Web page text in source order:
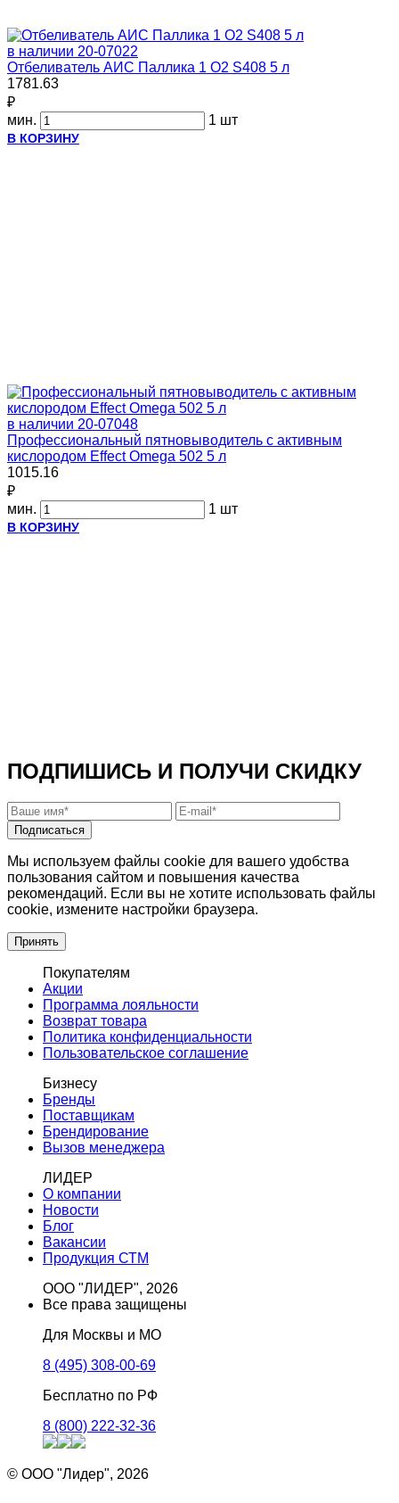
в наличии 20-07022
Отбеливатель АИС Паллика 1 О2 S408 5 л
1781.63
₽
мин.
1 шт
В КОРЗИНУ
в наличии 20-07048
Профессиональный пятновыводитель с активным
кислородом Effect Omega 502 5 л
1015.16
₽
мин.
1 шт
В КОРЗИНУ
ПОДПИШИСЬ И ПОЛУЧИ СКИДКУ
Подписаться
Мы используем файлы cookie для вашего удобства
пользования сайтом и повышения качества
рекомендаций. Если вы не хотите использовать файлы
cookie, измените настройки браузера.
Принять
Покупателям
Акции
Программа лояльности
Возврат товара
Политика конфиденциальности
Пользовательское соглашение
Бизнесу
Бренды
Поставщикам
Брендирование
Вызов менеджера
ЛИДЕР
О компании
Новости
Блог
Вакансии
Продукция СТМ
ООО "ЛИДЕР", 2026
Все права защищены
Для Москвы и МО
8 (495) 308-00-69
Бесплатно по РФ
8 (800) 222-32-36
© ООО "Лидер", 2026